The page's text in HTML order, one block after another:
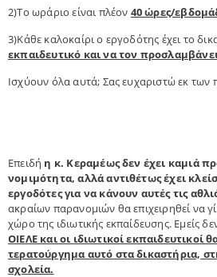
2)Το ωράριο είναι πλέον 40 ώρες/
3)Κάθε καλοκαίρι ο εργοδότης έχει το
εκπαιδευτικό και να τον
Ισχύουν όλα αυτά; Σας ευχαριστώ εκ των
Επειδή η κ. Κεραμέως δεν έχει καμιά
νομιμότητα, αλλά αντιθέτως έχει
εργοδότες για να κάνουν αυτές τις
ακραίων παρανομιών θα επιχειρηθεί να
χώρο της ιδιωτικής εκπαίδευσης. Εμείς
ΟΙΕΛΕ και οι ιδιωτικοί εκπαιδευτικοί
τερατούργημα αυτό στα δικαστήρια,
σχολεία.